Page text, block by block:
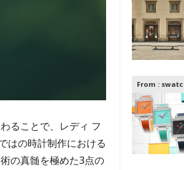
ることで、レディ フ
はの時計制作における
の真髄を極めた3点の
From :